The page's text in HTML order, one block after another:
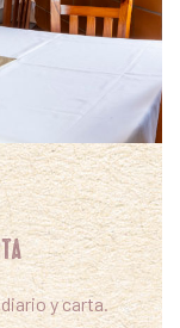
y carta.